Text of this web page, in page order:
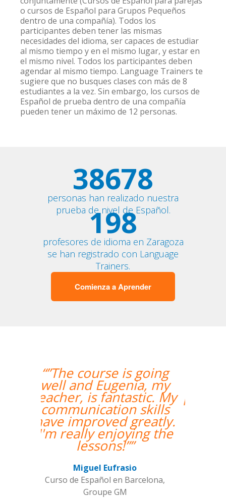
o cursos de Español para Grupos Pequeños
dentro de una compañía). Todos los
participantes deben tener las mismas
necesidades del idioma, ser capaces de estudiar
al mismo tiempo y en el mismo lugar, y estar en
el mismo nivel. Todos los participantes deben
agendar al mismo tiempo. Language Trainers te
sugiere que no busques clases con más de 8
estudiantes a la vez. Sin embargo, los cursos de
Español de prueba dentro de una compañía
pueden tener un máximo de 12 personas.
38678
personas han realizado nuestra
prueba de nivel de Español.
198
profesores de idioma en Zaragoza
se han registrado con Language
Trainers.
Comienza a Aprender
“”Me han encontrado
un profesor nativo y
pude disfrutar de mis
clases de Swahili.””
Alexandra Keller
Curso de Swahili en Madrid